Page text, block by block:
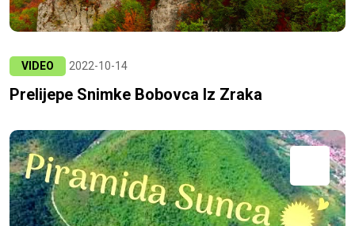
VIDEO 2022-10-14
Prelijepe Snimke Bobovca Iz Zraka